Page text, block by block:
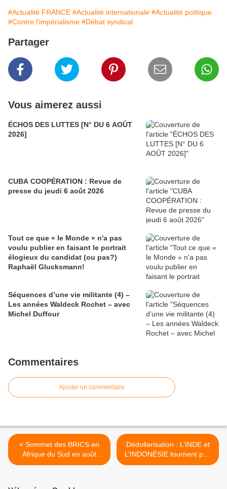
#Actualité FRANCE #Actualité internationale #Actualité politique
#Contre l'impérialisme #Débat syndical
Partager
Vous aimerez aussi
ÉCHOS DES LUTTES [N° DU 6 AOÛT
2026]
CUBA COOPÉRATION : Revue de
presse du jeudi 6 août 2026
Tout ce que « le Monde » n'a pas
voulu publier en faisant le portrait
élogieux du candidat (ou pas?)
Raphaël Glucksmann!
Séquences d’une vie militante (4) –
Les années Waldeck Rochet – avec
Michel Duffour
Commentaires
Ajouter un commentaire
< Sommet des BRICS en
Afrique du Sud en août
2023 : PARLONS D'UNE
Dédollarisation : L’INDE et
L’INDONÉSIE tournent peu
à peu le dos au billet vert >